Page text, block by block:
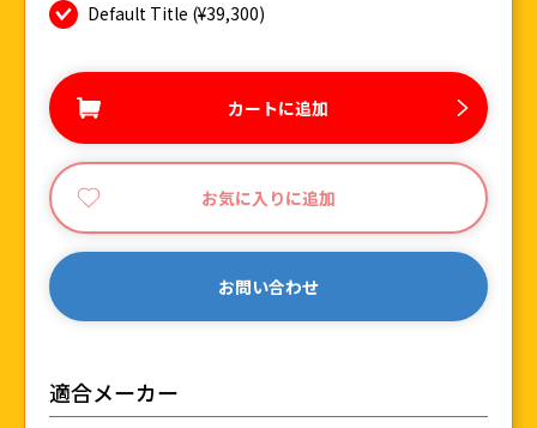
Default Title (¥39,300)
カートに追加
お気に入りに追加
お問い合わせ
適合メーカー